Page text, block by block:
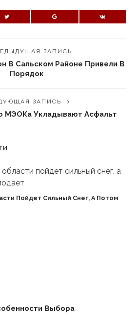
ЗАПИСЬ
В Сальском Районе Привели В
Порядок
ЗАПИСЬ
МЭОКа Укладывают Асфальт
Пойдет Сильный Снег, А Потом
Выбора